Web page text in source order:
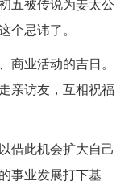
五被传说为姜太公
忌讳了。
业活动的吉日。
亲访友，互相祝福
借此机会扩大自己
事业发展打下基